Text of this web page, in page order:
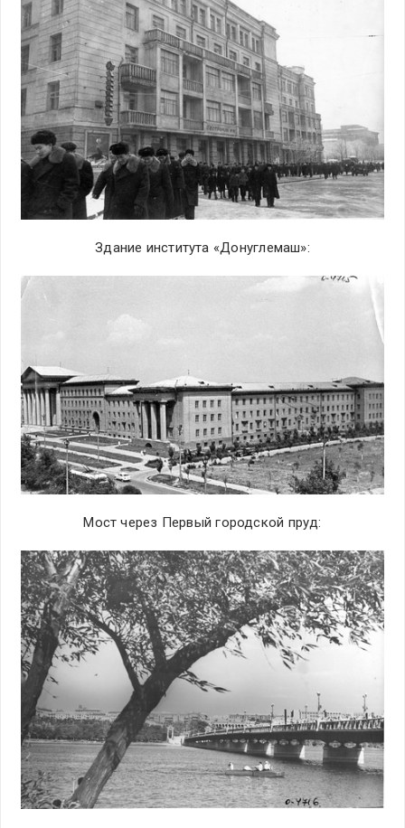
Здание института «Донуглемаш»:
Мост через Первый городской пруд: